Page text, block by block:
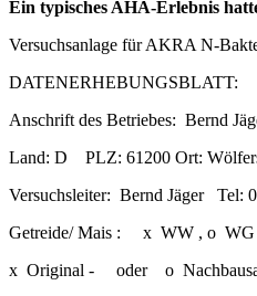
Ein typisches AHA-Erlebnis
Versuchsanlage für AKRA N-
DATENERHEBUNGSBLATT:
Anschrift des Betriebes: Bernd
Land: D PLZ: 61200 Ort:
Versuchsleiter: Bernd Jäger Tel:
Getreide/ Mais : x WW , o
x Original - oder o